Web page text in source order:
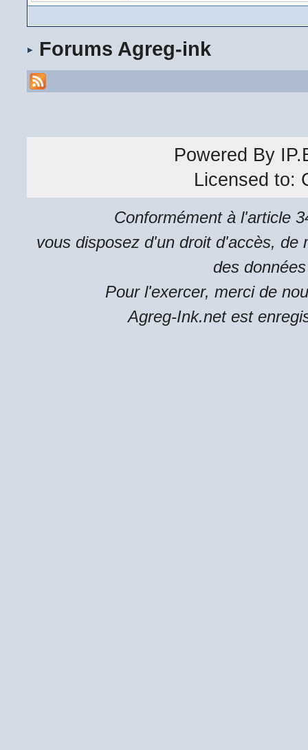
Forums Agreg-ink
Powered By
Licensed to:
Conformément à l'article
vous disposez d'un droit d'accès, de
des
Pour l'exercer, merci de
Agreg-Ink.net est